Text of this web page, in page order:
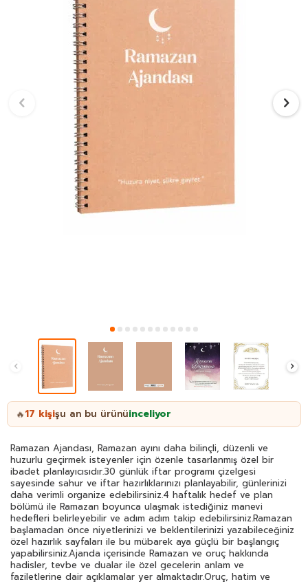
🔥17 kişişu an bu ürünüinceliyor
Ramazan Ajandası, Ramazan ayını daha bilinçli, düzenli ve
huzurlu geçirmek isteyenler için özenle tasarlanmış özel bir
ibadet planlayıcısıdır.30 günlük iftar programı çizelgesi
sayesinde sahur ve iftar hazırlıklarınızı planlayabilir, günlerinizi
daha verimli organize edebilirsiniz.4 haftalık hedef ve plan
bölümü ile Ramazan boyunca ulaşmak istediğiniz manevi
hedefleri belirleyebilir ve adım adım takip edebilirsiniz.Ramazan
başlamadan önce niyetlerinizi ve beklentilerinizi yazabileceğiniz
özel hazırlık sayfaları ile bu mübarek aya güçlü bir başlangıç
yapabilirsiniz.Ajanda içerisinde Ramazan ve oruç hakkında
hadisler, tevbe ve dualar ile özel gecelerin anlam ve
faziletlerine dair açıklamalar yer almaktadır.Oruç, hatim ve